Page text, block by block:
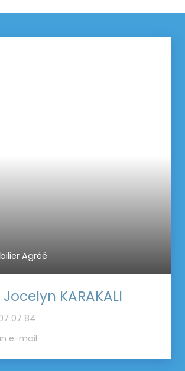
Agréé
KARAKALI
07 84
e-mail